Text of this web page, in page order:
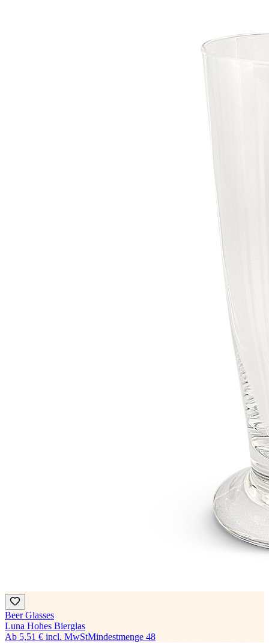
Beer Glasses
Luna Hohes Bierglas
Ab 5,51 € incl. MwStMindestmenge 48